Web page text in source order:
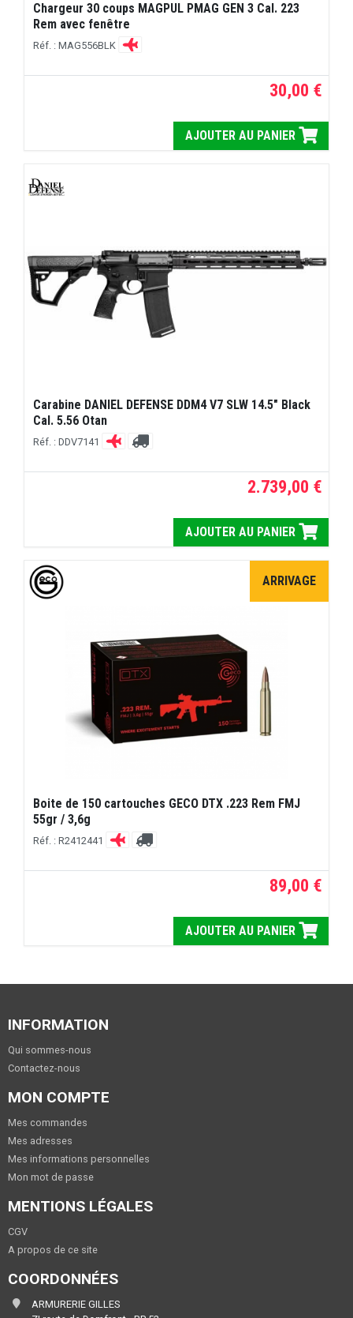
Chargeur 30 coups MAGPUL PMAG GEN 3 Cal. 223
Rem avec fenêtre
Réf. : MAG556BLK
30,00 €
AJOUTER AU PANIER
Carabine DANIEL DEFENSE DDM4 V7 SLW 14.5" Black
Cal. 5.56 Otan
Réf. : DDV7141
2.739,00 €
AJOUTER AU PANIER
ARRIVAGE
Boite de 150 cartouches GECO DTX .223 Rem FMJ
55gr / 3,6g
Réf. : R2412441
89,00 €
AJOUTER AU PANIER
INFORMATION
Qui sommes-nous
Contactez-nous
MON COMPTE
Mes commandes
Mes adresses
Mes informations personnelles
Mon mot de passe
MENTIONS LÉGALES
CGV
A propos de ce site
COORDONNÉES
ARMURERIE GILLES